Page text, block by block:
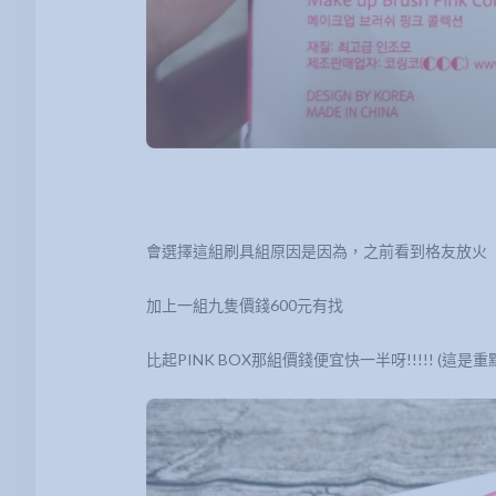
會選擇這組刷具組原因是因為，之前看到格友放火
加上一組九隻價錢600元有找
比起PINK BOX那組價錢便宜快一半呀!!!!! (這是重